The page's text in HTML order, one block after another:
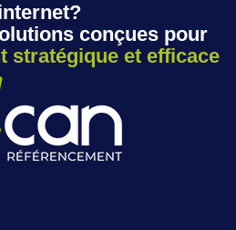
conçues pour
stratégique et efficace